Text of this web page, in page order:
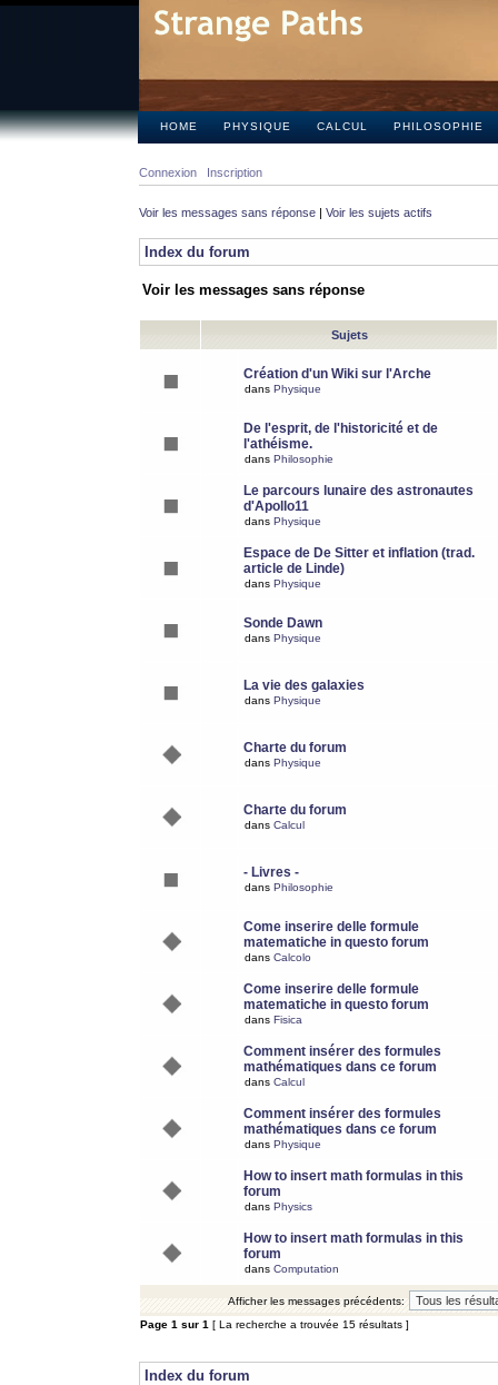
HOME PHYSIQUE CALCUL PHILOSOPHIE
Connexion Inscription
Voir les messages sans réponse | Voir les sujets actifs
Index du forum
Voir les messages sans réponse
Sujets
Création d'un Wiki sur l'Arche
dans Physique
De l'esprit, de l'historicité et de
l'athéisme.
dans Philosophie
Le parcours lunaire des astronautes
d'Apollo11
dans Physique
Espace de De Sitter et inflation (trad.
article de Linde)
dans Physique
Sonde Dawn
dans Physique
La vie des galaxies
dans Physique
Charte du forum
dans Physique
Charte du forum
dans Calcul
- Livres -
dans Philosophie
Come inserire delle formule
matematiche in questo forum
dans Calcolo
Come inserire delle formule
matematiche in questo forum
dans Fisica
Comment insérer des formules
mathématiques dans ce forum
dans Calcul
Comment insérer des formules
mathématiques dans ce forum
dans Physique
How to insert math formulas in this
forum
dans Physics
How to insert math formulas in this
forum
dans Computation
Afficher les messages précédents:
Page 1 sur 1 [ La recherche a trouvée 15 résultats ]
Index du forum